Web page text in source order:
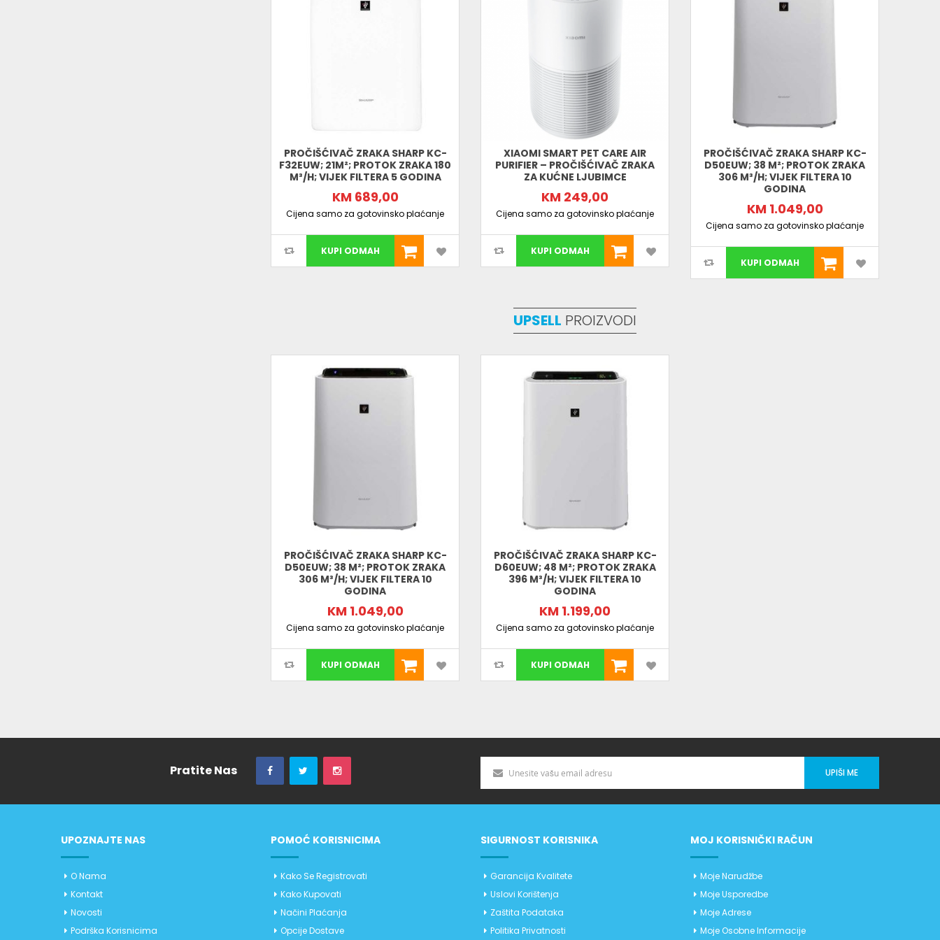
bakterija, 99% virusa, pa čak i grinja u zraku u cijeloj sobi. Kao rezultat toga, vaš dom će biti pun
Senzori ugrađeni u pročišćivače omogućuju precizno mjerenje temperature, vlage, količine prašine i
prisutnosti neželjenih mirisa u sobi. Zahvaljujući njima, optimalni je rad uređaja prilagođen
bistrim.
PROČIŠĆIVAČ ZRAKA SHARP KC-
F32EUW; 21M²; PROTOK ZRAKA 180
M³/H; VIJEK FILTERA 5 GODINA
KM 689,00
Cijena samo za gotovinsko plaćanje
KUPI ODMAH
XIAOMI SMART PET CARE AIR
PURIFIER – PROČIŠĆIVAČ ZRAKA
ZA KUĆNE LJUBIMCE
KM 249,00
Cijena samo za gotovinsko plaćanje
KUPI ODMAH
PROČIŠĆIVAČ ZRAKA SHARP KC-
D50EUW; 38 M²; PROTOK ZRAKA
306 M³/H; VIJEK FILTERA 10
GODINA
KM 1.049,00
Cijena samo za gotovinsko plaćanje
KUPI ODMAH
UPSELL PROIZVODI
PROČIŠĆIVAČ ZRAKA SHARP KC-
D50EUW; 38 M²; PROTOK ZRAKA
306 M³/H; VIJEK FILTERA 10
GODINA
KM 1.049,00
Cijena samo za gotovinsko plaćanje
KUPI ODMAH
PROČIŠĆIVAČ ZRAKA SHARP KC-
D60EUW; 48 M²; PROTOK ZRAKA
396 M³/H; VIJEK FILTERA 10
GODINA
KM 1.199,00
Cijena samo za gotovinsko plaćanje
KUPI ODMAH
Pratite Nas UPIŠI ME
UPOZNAJTE NAS
O Nama
Kontakt
Novosti
Podrška Korisnicima
POMOĆ KORISNICIMA
Kako Se Registrovati
Kako Kupovati
Načini Plaćanja
Opcije Dostave
SIGURNOST KORISNIKA
Garancija Kvalitete
Uslovi Korištenja
Zaštita Podataka
Politika Privatnosti
MOJ KORISNIČKI RAČUN
Moje Narudžbe
Moje Usporedbe
Moje Adrese
Moje Osobne Informacije